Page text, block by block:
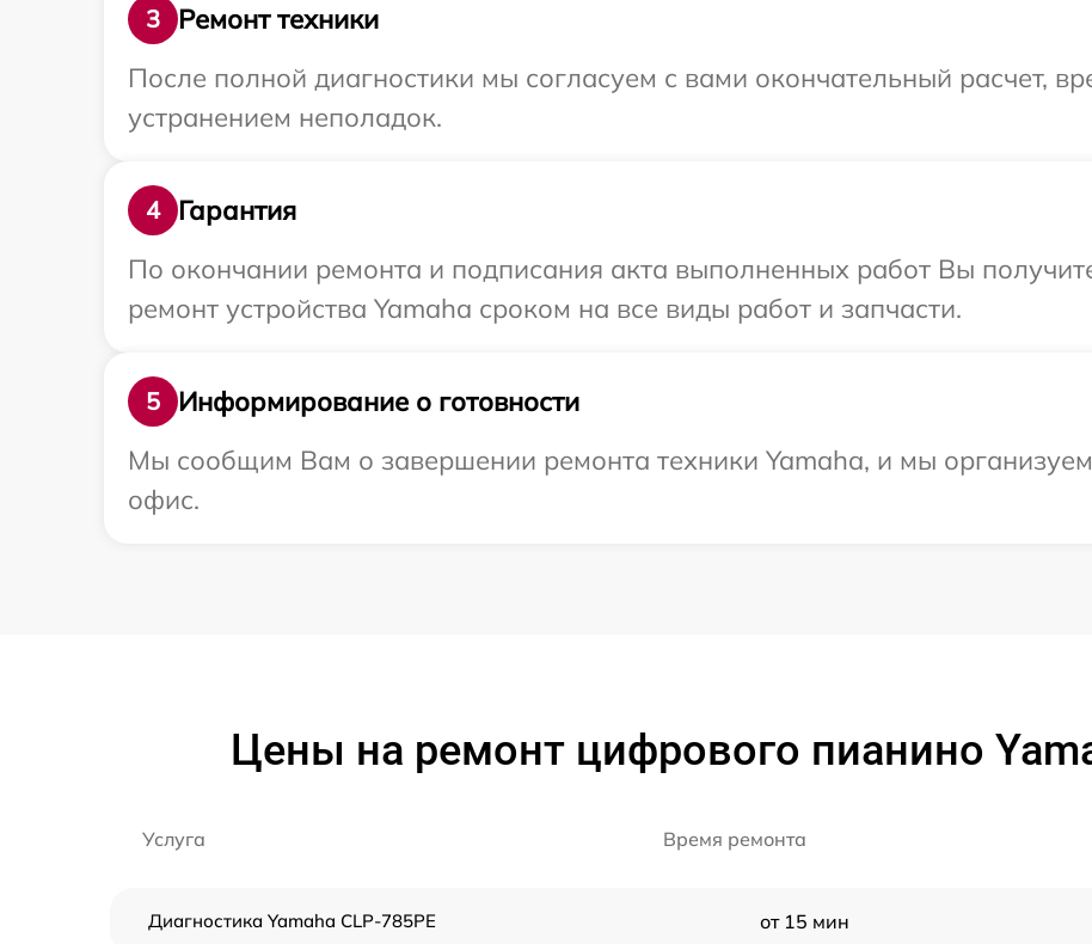
3
Ремонт техники
После полной диагностики мы согласуем с вами окончательный расчет,
устранением неполадок.
4
Гарантия
По окончании ремонта и подписания акта выполненных работ Вы
ремонт устройства Yamaha сроком на все виды работ и запчасти.
5
Информирование о готовности
Мы сообщим Вам о завершении ремонта техники Yamaha, и мы
офис.
Цены на ремонт цифрового пианино
Услуга Время ремонта
Диагностика Yamaha CLP-785PE от 15 мин